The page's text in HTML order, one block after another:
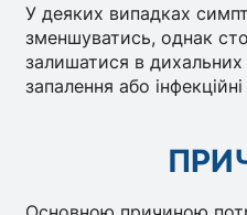
У деяких випадках
зменшуватись, однак
залишатися в
запалення або